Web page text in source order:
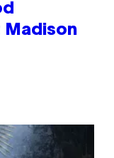
Madison